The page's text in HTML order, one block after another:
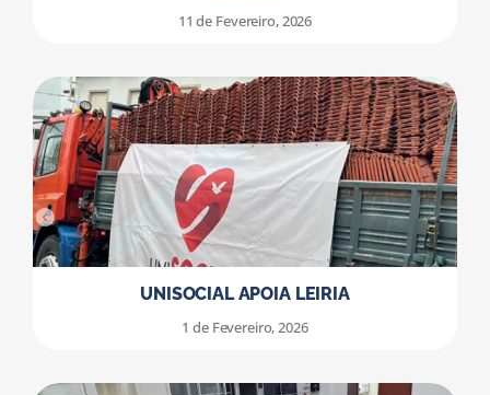
11 de Fevereiro, 2026
UNISOCIAL APOIA LEIRIA
1 de Fevereiro, 2026